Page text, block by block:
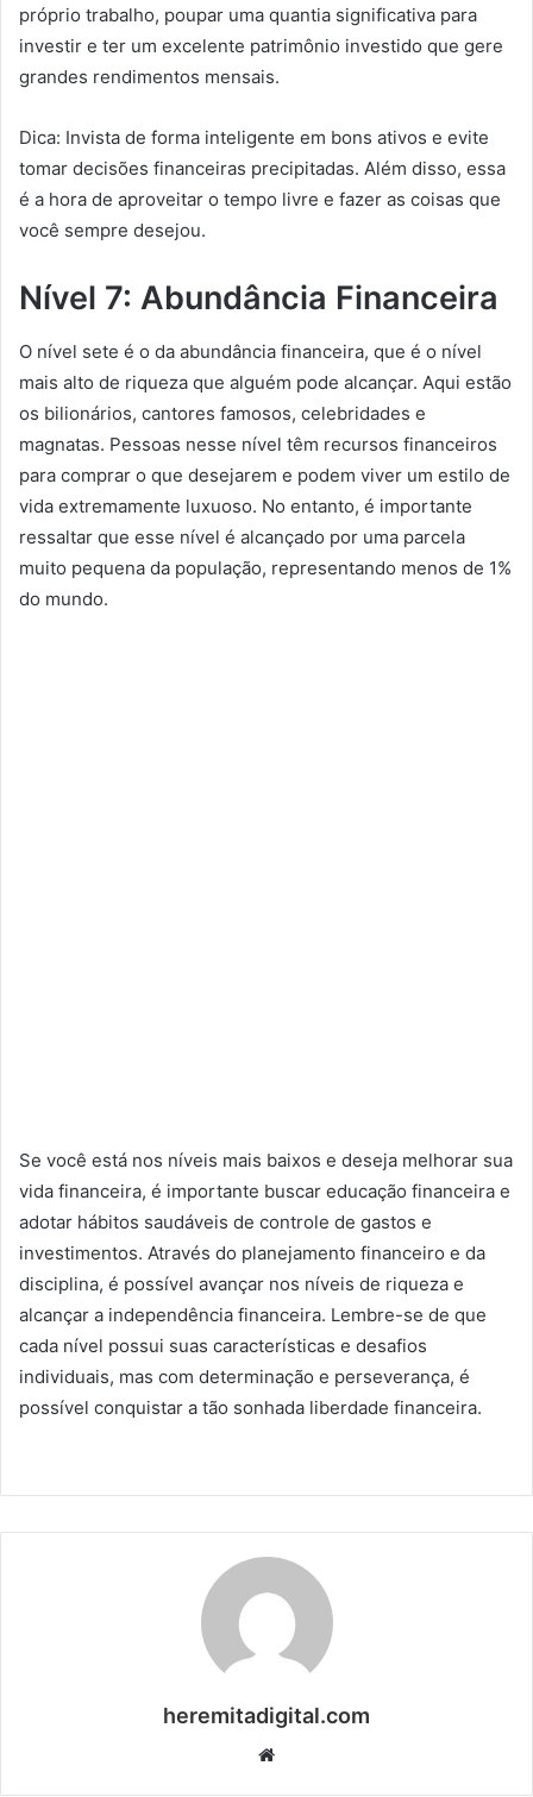
próprio trabalho, poupar uma quantia significativa para
investir e ter um excelente patrimônio investido que gere
grandes rendimentos mensais.
Dica: Invista de forma inteligente em bons ativos e evite
tomar decisões financeiras precipitadas. Além disso, essa
é a hora de aproveitar o tempo livre e fazer as coisas que
você sempre desejou.
Nível 7: Abundância Financeira
O nível sete é o da abundância financeira, que é o nível
mais alto de riqueza que alguém pode alcançar. Aqui estão
os bilionários, cantores famosos, celebridades e
magnatas. Pessoas nesse nível têm recursos financeiros
para comprar o que desejarem e podem viver um estilo de
vida extremamente luxuoso. No entanto, é importante
ressaltar que esse nível é alcançado por uma parcela
muito pequena da população, representando menos de 1%
do mundo.
Se você está nos níveis mais baixos e deseja melhorar sua
vida financeira, é importante buscar educação financeira e
adotar hábitos saudáveis de controle de gastos e
investimentos. Através do planejamento financeiro e da
disciplina, é possível avançar nos níveis de riqueza e
alcançar a independência financeira. Lembre-se de que
cada nível possui suas características e desafios
individuais, mas com determinação e perseverança, é
possível conquistar a tão sonhada liberdade financeira.
heremitadigital.com
Website